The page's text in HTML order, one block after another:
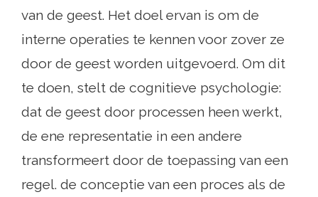
van de geest. Het doel ervan is om de
interne operaties te kennen voor zover ze
door de geest worden uitgevoerd. Om dit
te doen, stelt de cognitieve psychologie:
dat de geest door processen heen werkt,
de ene representatie in een andere
transformeert door de toepassing van een
regel. de conceptie van een proces als de